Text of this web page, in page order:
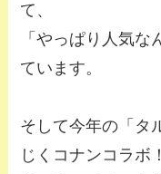
て、
「やっぱり人気な
ています。
そして今年の「タ
じくコナンコラボ！